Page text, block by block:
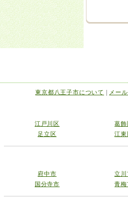
東京都八王子市について メー
江戸川区
葛
足立区
江
府中市
立
国分寺市
青